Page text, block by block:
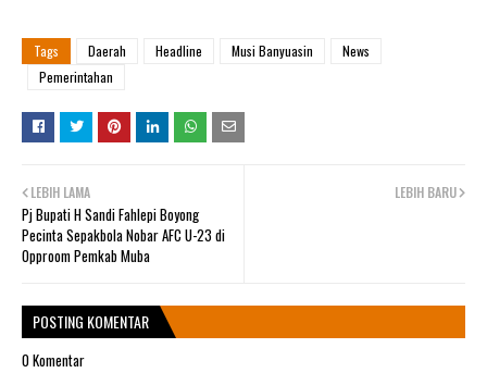
Tags Daerah Headline Musi Banyuasin
News
Pemerintahan
LEBIH BARU
LEBIH LAMA
Pj Bupati H Sandi Fahlepi Boyong
Pecinta Sepakbola Nobar AFC U-23 di
Opproom Pemkab Muba
POSTING KOMENTAR
0 Komentar